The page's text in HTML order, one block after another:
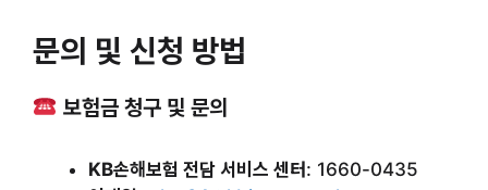
문의 및 신청 방법
보험금 청구 및 문의
KB손해보험 전담 서비스 센터: 1660-0435